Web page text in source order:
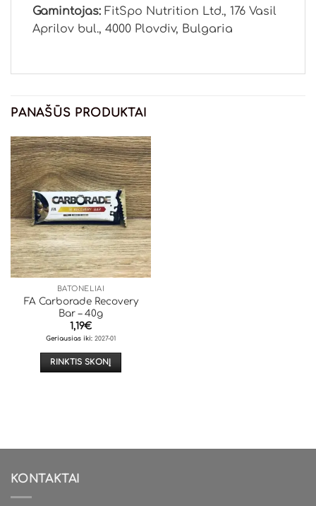
Gamintojas: FitSpo Nutrition Ltd., 176 Vasil
Aprilov bul., 4000 Plovdiv, Bulgaria
PANAŠŪS PRODUKTAI
BATONĖLIAI
FA Carborade Recovery
Bar – 40g
1,19€
Geriausias iki: 2027-01
RINKTIS SKONĮ
KONTAKTAI